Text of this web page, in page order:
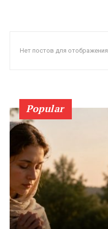
Нет постов для отображения
Popular